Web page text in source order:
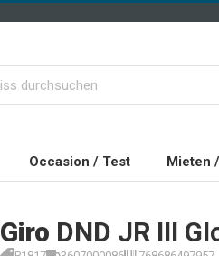
Occasion / Test Mieten
Giro DND JR III